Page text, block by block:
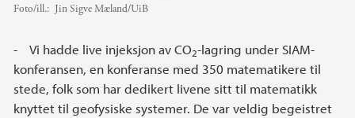
Foto/ill.: Jin Sigve Mæland/UiB
- Vi hadde live injeksjon av CO2-lagring under SIAM-
konferansen, en konferanse med 350 matematikere til
stede, folk som har dedikert livene sitt til matematikk
knyttet til geofysiske systemer. De var veldig begeistret